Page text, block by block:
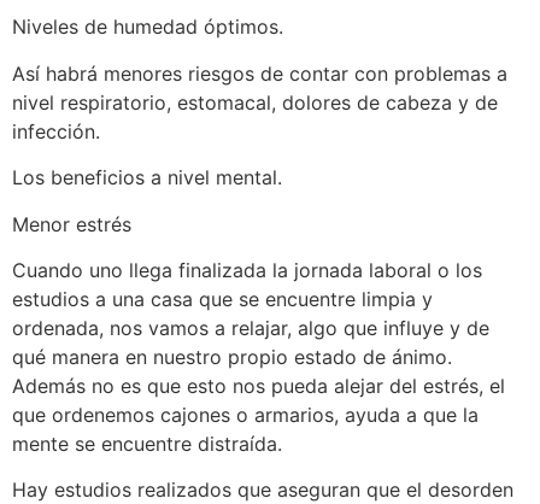
Niveles de humedad óptimos.
Así habrá menores riesgos de contar con problemas a
nivel respiratorio, estomacal, dolores de cabeza y de
infección.
Los beneficios a nivel mental.
Menor estrés
Cuando uno llega finalizada la jornada laboral o los
estudios a una casa que se encuentre limpia y
ordenada, nos vamos a relajar, algo que influye y de
qué manera en nuestro propio estado de ánimo.
Además no es que esto nos pueda alejar del estrés, el
que ordenemos cajones o armarios, ayuda a que la
mente se encuentre distraída.
Hay estudios realizados que aseguran que el desorden